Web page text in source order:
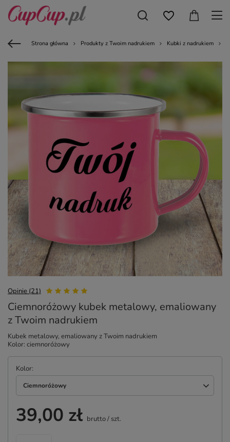
Strona główna Produkty z Twoim nadrukiem Kubki z nadrukiem
Opinie (21)
Ciemnoróżowy kubek metalowy, emaliowany
z Twoim nadrukiem
Kubek metalowy, emaliowany z Twoim nadrukiem
Kolor: ciemnoróżowy
Kolor
Ciemnoróżowy
39,00 zł brutto/ szt.